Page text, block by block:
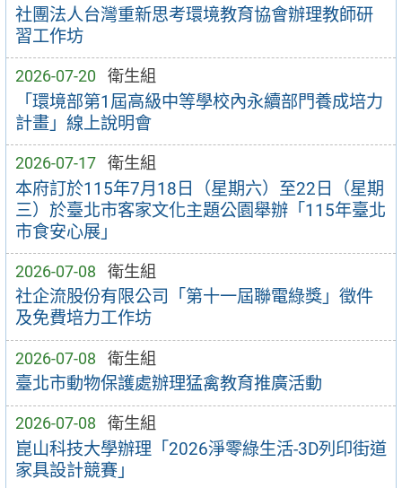
社團法人台灣重新思考環境教育協會辦理教師研
習工作坊
2026-07-20 衛生組
「環境部第1屆高級中等學校內永續部門養成培力
計畫」線上說明會
2026-07-17 衛生組
本府訂於115年7月18日（星期六）至22日（星期
三）於臺北市客家文化主題公園舉辦「115年臺北
市食安心展」
2026-07-08 衛生組
社企流股份有限公司「第十一屆聯電綠獎」徵件
及免費培力工作坊
2026-07-08 衛生組
臺北市動物保護處辦理猛禽教育推廣活動
2026-07-08 衛生組
崑山科技大學辦理「2026淨零綠生活-3D列印街道
家具設計競賽」